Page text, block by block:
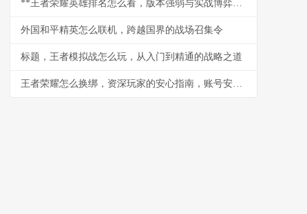
**王者荣耀英雄排名怎么看，版本强弱与实战博弈指南**
外国和平精英怎么联机，跨越国界的战场召集令
标题，王者模拟战怎么玩，从入门到精通的战略之道
王者荣耀怎么换绑，资深玩家的安心指南，账号安全重于泰山